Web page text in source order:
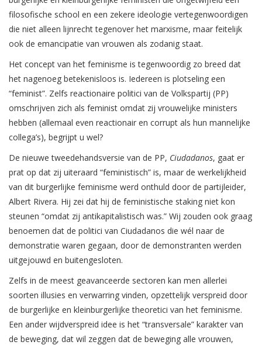
filosofische school en een zekere ideologie vertegenwoordigen
die niet alleen lijnrecht tegenover het marxisme, maar feitelijk
ook de emancipatie van vrouwen als zodanig staat.
Het concept van het feminisme is tegenwoordig zo breed dat
het nagenoeg betekenisloos is. Iedereen is plotseling een
“feminist”. Zelfs reactionaire politici van de Volkspartij (PP)
omschrijven zich als feminist omdat zij vrouwelijke ministers
hebben (allemaal even reactionair en corrupt als hun mannelijke
collega’s), begrijpt u wel?
De nieuwe tweedehandsversie van de PP, Ciudadanos, gaat er
prat op dat zij uiteraard “feministisch” is, maar de werkelijkheid
van dit burgerlijke feminisme werd onthuld door de partijleider,
Albert Rivera. Hij zei dat hij de feministische staking niet kon
steunen “omdat zij antikapitalistisch was.” Wij zouden ook graag
benoemen dat de politici van Ciudadanos die wél naar de
demonstratie waren gegaan, door de demonstranten werden
uitgejouwd en buitengesloten.
Zelfs in de meest geavanceerde sectoren kan men allerlei
soorten illusies en verwarring vinden, opzettelijk verspreid door
de burgerlijke en kleinburgerlijke theoretici van het feminisme.
Een ander wijdverspreid idee is het “transversale” karakter van
de beweging, dat wil zeggen dat de beweging alle vrouwen,